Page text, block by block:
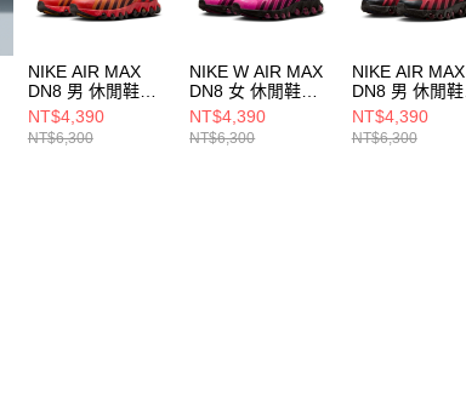
NIKE AIR MAX
DN8 男 休閒鞋
FQ7860800
NT$4,390
NT$6,300
NIKE W AIR MAX
DN8 女 休閒鞋
HF5509601
NT$4,390
NT$6,300
NIKE AIR MAX
DN8 男 休閒鞋
FQ7860008
NT$4,390
NT$6,300